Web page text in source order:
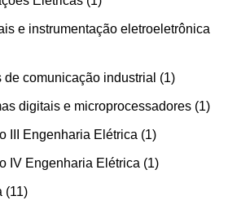
e instrumentação eletroeletrônica
comunicação industrial 1
digitais e microprocessadores 1
III Engenharia Elétrica 1
IV Engenharia Elétrica 1
11